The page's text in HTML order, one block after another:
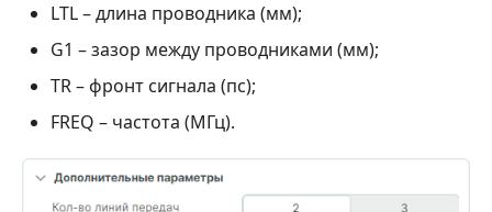
LTL – длина проводника (мм);
G1 – зазор между проводниками (мм);
TR – фронт сигнала (пс);
FREQ – частота (МГц).